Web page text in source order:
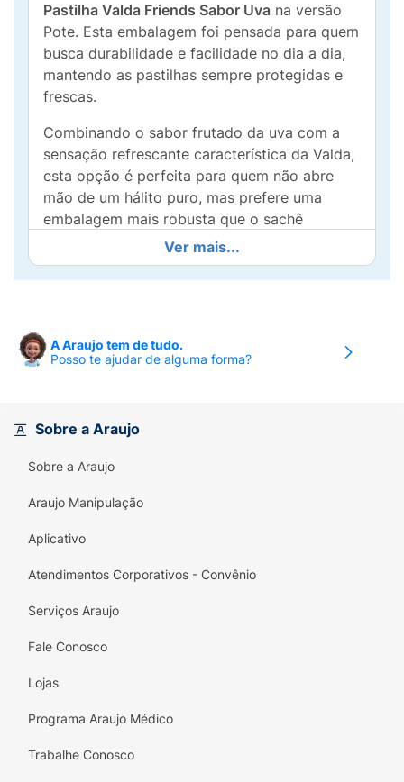
Pastilha Valda Friends Sabor Uva na versão
Pote. Esta embalagem foi pensada para quem
busca durabilidade e facilidade no dia a dia,
mantendo as pastilhas sempre protegidas e
frescas.
Combinando o sabor frutado da uva com a
sensação refrescante característica da Valda,
esta opção é perfeita para quem não abre
mão de um hálito puro, mas prefere uma
embalagem mais robusta que o sachê
Por que escolher a versão Pote?
mesmo dentro de bolsas cheias ou
fechar com apenas uma mão, sendo ideal
para ter no console do carro ou na mesa do
escritório.
Conservação:
textura da pastilha por mais tempo.
Características do Produto:
Zero Açúcar:
açúcares.
Sabor Uva:
com a refrescância da menta.
Sensação Refrescante:
Ver mais...
A Araujo tem de tudo.
Posso te ajudar de alguma forma?
Sobre a Araujo
Sobre a Araujo
Araujo Manipulação
Aplicativo
Atendimentos Corporativos - Convênio
Serviços Araujo
Fale Conosco
Lojas
Programa Araujo Médico
Trabalhe Conosco